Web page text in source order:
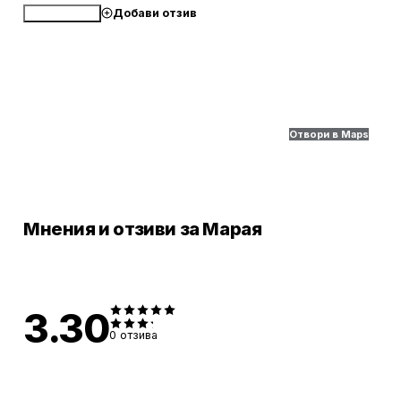
Добави отзив
Отвори в Maps
Мнения и отзиви за Марая
3.300 отзива